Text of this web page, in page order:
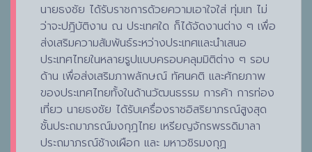
นายธงชัย ได้รับราชการด้วยความเอาใจใส่ ทุ่มเท ไม่
ว่าจะปฎิบัติงาน ณ ประเทศใด ก็ได้จัดงานต่าง ๆ เพื่อ
ส่งเสริมความสัมพันธ์ระหว่างประเทศและนำเสนอ
ประเทศไทยในหลายรูปแบบครอบคลุมมิติต่าง ๆ รอบ
ด้าน เพื่อส่งเสริมภาพลักษณ์ ทัศนคติ และศักยภาพ
ของประเทศไทยทั้งในด้านวัฒนธรรม การค้า การท่อง
เที่ยว นายธงชัย ได้รับเครื่องราชอิสริยาภรณ์สูงสุด
ชั้นประถมาภรณ์มงกุฎไทย เหรียญจักรพรรดิมาลา
ประถมาภรณ์ช้างเผือก และ มหาวชิรมงกุฏ